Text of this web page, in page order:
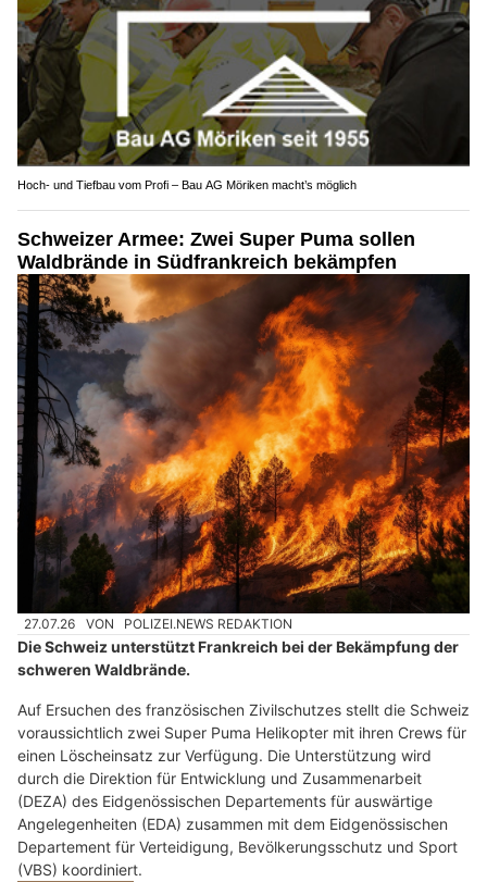
Hoch- und Tiefbau vom Profi – Bau AG Möriken macht’s möglich
Schweizer Armee: Zwei Super Puma sollen
Waldbrände in Südfrankreich bekämpfen
27.07.26 VON POLIZEI.NEWS REDAKTION
Die Schweiz unterstützt Frankreich bei der Bekämpfung der
schweren Waldbrände.
Auf Ersuchen des französischen Zivilschutzes stellt die Schweiz
voraussichtlich zwei Super Puma Helikopter mit ihren Crews für
einen Löscheinsatz zur Verfügung. Die Unterstützung wird
durch die Direktion für Entwicklung und Zusammenarbeit
(DEZA) des Eidgenössischen Departements für auswärtige
Angelegenheiten (EDA) zusammen mit dem Eidgenössischen
Departement für Verteidigung, Bevölkerungsschutz und Sport
(VBS) koordiniert.